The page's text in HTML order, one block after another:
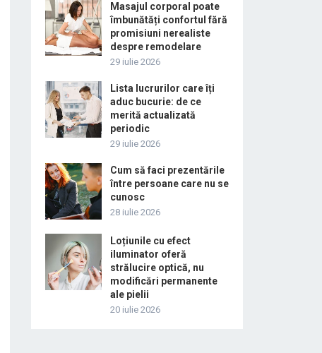
Masajul corporal poate
îmbunătăți confortul fără
promisiuni nerealiste
despre remodelare
29 iulie 2026
Lista lucrurilor care îți
aduc bucurie: de ce
merită actualizată
periodic
29 iulie 2026
Cum să faci prezentările
între persoane care nu se
cunosc
28 iulie 2026
Loțiunile cu efect
iluminator oferă
strălucire optică, nu
modificări permanente
ale pielii
20 iulie 2026